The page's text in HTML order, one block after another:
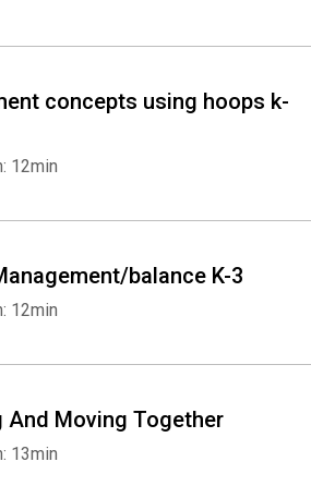
concepts using hoops k-
12min
balance K-3
12min
And Moving Together
13min
Facebook